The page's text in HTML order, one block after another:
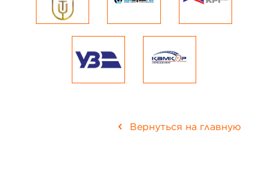
Вернуться на главную